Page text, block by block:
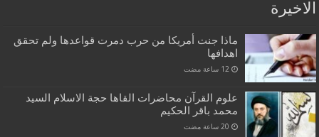
الاخيرة
ماذا جنت أمريكا من حرب دمرت قواعدها ولم تحقق
اهدافها
علوم القرآن محاضرات القاها حجة الاسلام السيد
محمد باقر الحكيم